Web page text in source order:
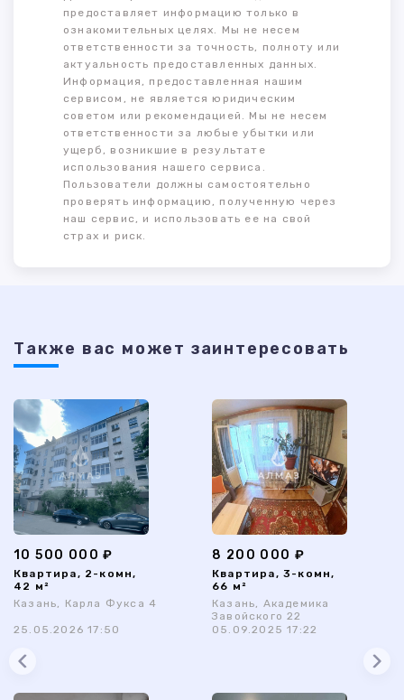
предоставляет информацию только в
ознакомительных целях. Мы не несем
ответственности за точность, полноту или
актуальность предоставленных данных.
Информация, предоставленная нашим
сервисом, не является юридическим
советом или рекомендацией. Мы не несем
ответственности за любые убытки или
ущерб, возникшие в результате
использования нашего сервиса.
Пользователи должны самостоятельно
проверять информацию, полученную через
наш сервис, и использовать ее на свой
страх и риск.
Также ваc может заинтересовать
10 500 000 ₽
Квартира, 2-комн,
42 м²
Казань, Карла Фукса 4
25.05.2026 17:50
8 200 000 ₽
Квартира, 3-комн,
66 м²
Казань, Академика
Завойского 22
05.09.2025 17:22